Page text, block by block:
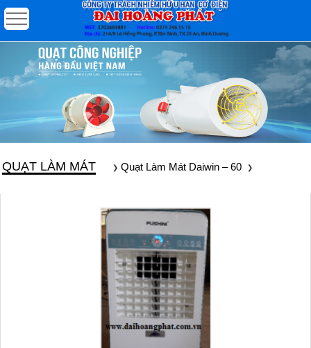
QUẠT LÀM MÁT Quạt Làm Mát Daiwin – 60